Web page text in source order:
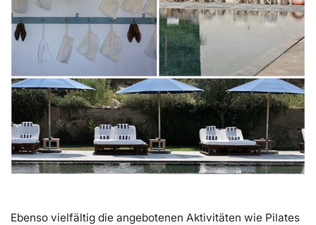
Ebenso vielfältig die angebotenen Aktivitäten wie Pilates